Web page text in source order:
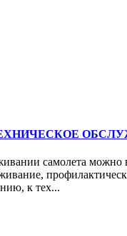
самолета можно
к тех...